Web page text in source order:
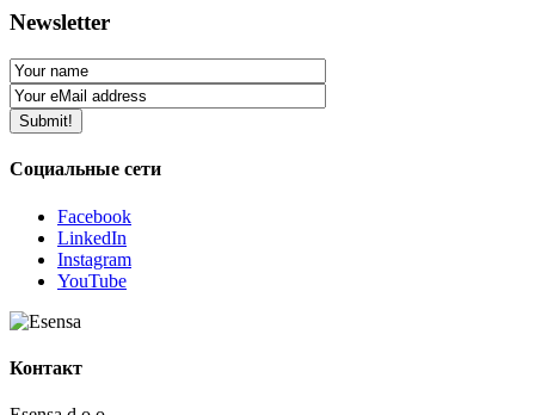
Newsletter
Социальные сети
Facebook
LinkedIn
Instagram
YouTube
Контакт